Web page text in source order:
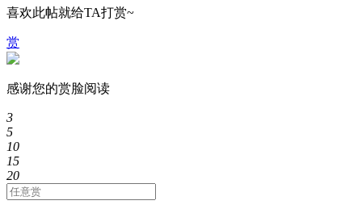
喜欢此帖就给TA打赏~
赏
感谢您的赏脸阅读
3
5
10
15
20